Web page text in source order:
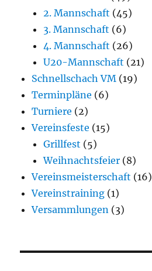
2. Mannschaft (45)
3. Mannschaft (6)
4. Mannschaft (26)
U20-Mannschaft (21)
Schnellschach VM (19)
Terminpläne (6)
Turniere (2)
Vereinsfeste (15)
Grillfest (5)
Weihnachtsfeier (8)
Vereinsmeisterschaft (16)
Vereinstraining (1)
Versammlungen (3)